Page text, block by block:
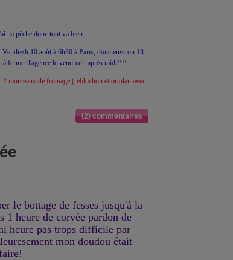
la pêche donc tout va bien.
10 août à 6h30 à Paris, donc environ 13
à fermer l'agence le vendredi après midi!!!!
morceaux de fromage (reblochon et ortolan avec
(2) commentaires
le bottage de fesses jusqu'à la
1 heure de corvée pardon de
heure pas trops difficile par
mon doudou était